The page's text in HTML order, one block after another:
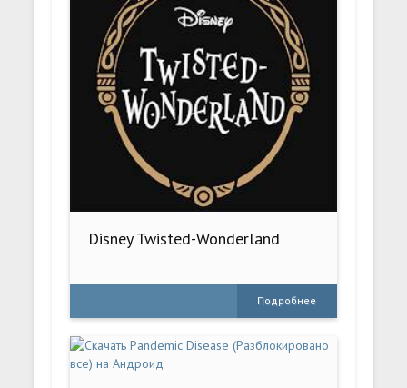
Disney Twisted-Wonderland
Подробнее